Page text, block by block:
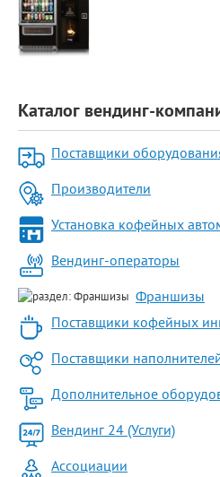
Каталог вендинг-
Поставщики
Производители
Установка кофейных
Вендинг-операторы
Франшизы
Поставщики кофейных
Поставщики
Дополнительное
Вендинг 24 (Услуги)
Ассоциации